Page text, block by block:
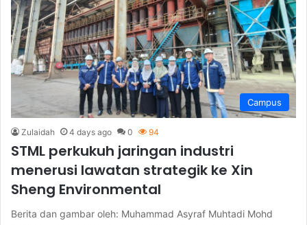
Campus
Zulaidah 4 days ago 0 94
STML perkukuh jaringan industri
menerusi lawatan strategik ke Xin
Sheng Environmental
Berita dan gambar oleh: Muhammad Asyraf Muhtadi Mohd